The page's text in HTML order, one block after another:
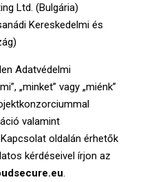
Ltd. (Bulgária)
Kereskedelmi és
Adatvédelmi
„minket” vagy „miénk”
valamint
oldalán érhetők
kérdéseivel írjon az